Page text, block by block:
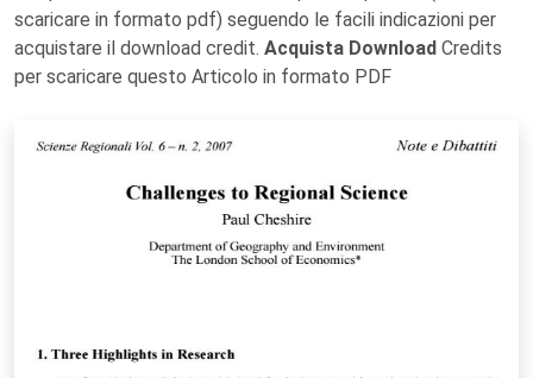
scaricare in formato pdf) seguendo le facili indicazioni per
acquistare il download credit. Acquista Download Credits
per scaricare questo Articolo in formato PDF